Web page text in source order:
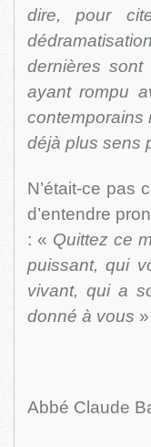
dire, pour
dernières sont
ayant rompu
contemporains
déjà plus sens
N’était-ce pas
d’entendre
: « Quittez ce
puissant, qui
vivant, qui a
donné à vous
Abbé Claude